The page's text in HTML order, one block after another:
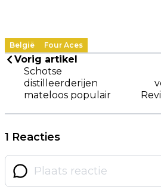
België Four Aces
Vorig artikel
Schotse
distilleerderijen
mateloos populair
1 Reacties